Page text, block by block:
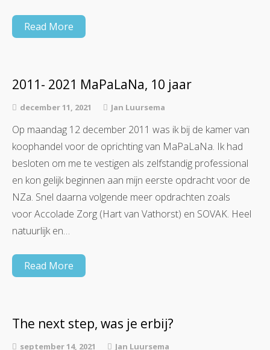
Read More
2011- 2021 MaPaLaNa, 10 jaar
december 11, 2021 Jan Luursema
Op maandag 12 december 2011 was ik bij de kamer van
koophandel voor de oprichting van MaPaLaNa. Ik had
besloten om me te vestigen als zelfstandig professional
en kon gelijk beginnen aan mijn eerste opdracht voor de
NZa. Snel daarna volgende meer opdrachten zoals
voor Accolade Zorg (Hart van Vathorst) en SOVAK. Heel
natuurlijk en…
Read More
The next step, was je erbij?
september 14, 2021 Jan Luursema